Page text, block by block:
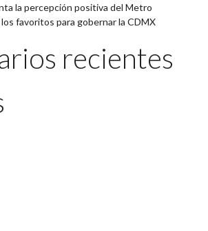
la percepción positiva del Metro
favoritos para gobernar la CDMX
recientes